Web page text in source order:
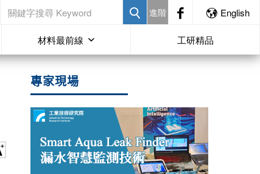
進階 English
材料最前線 工研精品
專家現場